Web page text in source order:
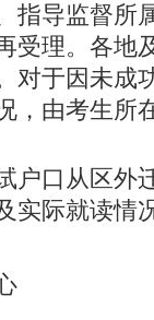
指导监督所
受理。各地
对于因未成
，由考生所
口从区外
实际就读情